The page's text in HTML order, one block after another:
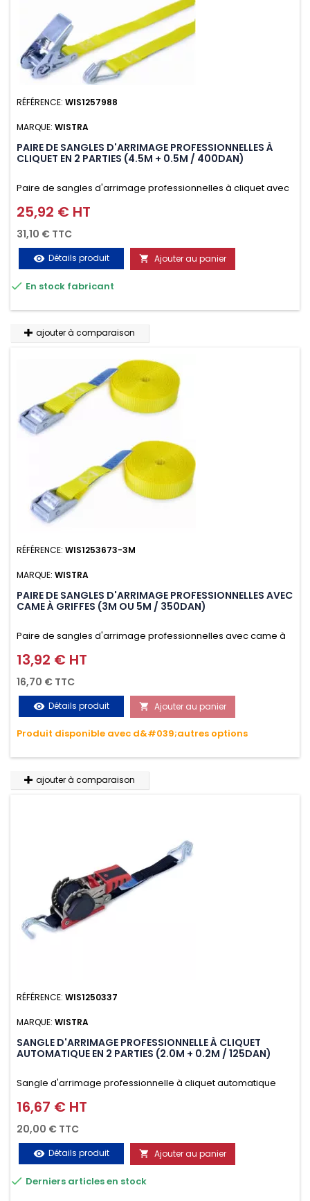
RÉFÉRENCE: WIS1257988
MARQUE: WISTRA
PAIRE DE SANGLES D'ARRIMAGE PROFESSIONNELLES À
CLIQUET EN 2 PARTIES (4.5M + 0.5M / 400DAN)
Paire de sangles d'arrimage professionnelles à cliquet avec
crochet en 2 parties (4.5M + 0.5M / 400daN), simple et rapide
d'utilisation. Permet d'arrimer et de sécuriser
vos chargements pendant le transport. Matière polyester
très résistante aux UV et aux variations de températures,
n'absorbe pas l'eau.
Prix
25,92 € HT
31,10 € TTC
visibility Détails produit  Ajouter au panier
 En stock fabricant
ajouter à comparaison
RÉFÉRENCE: WIS1253673-3M
MARQUE: WISTRA
PAIRE DE SANGLES D'ARRIMAGE PROFESSIONNELLES AVEC
CAME À GRIFFES (3M OU 5M / 350DAN)
Paire de sangles d'arrimage professionnelles avec came à
griffes (3M ou 5M / 350daN), simple et rapide d'utilisation.
Permet d'arrimer et de sécuriser vos chargements pendant
le transport. Matière polyester très résistante aux UV et aux
variations de températures, n'absorbe pas l'eau.
Prix
13,92 € HT
16,70 € TTC
visibility Détails produit  Ajouter au panier
Produit disponible avec d&#039;autres options
ajouter à comparaison
RÉFÉRENCE: WIS1250337
MARQUE: WISTRA
SANGLE D'ARRIMAGE PROFESSIONNELLE À CLIQUET
AUTOMATIQUE EN 2 PARTIES (2.0M + 0.2M / 125DAN)
Sangle d'arrimage professionnelle à cliquet automatique
avec crochet deux doigts soudés en J en 2 parties (2.0M +
0.2M / 125daN), simple et rapide d'utilisation. Permet
d'arrimer et de sécuriser vos chargements pendant le
transport. Matière polyester très résistante aux UV et aux
variations de températures, n'absorbe pas l'eau.
Prix
16,67 € HT
20,00 € TTC
visibility Détails produit  Ajouter au panier
 Derniers articles en stock